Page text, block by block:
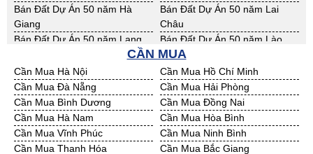
Bán Đất Công Nghiệp Hưng
Yên
Bán Đất Công Nghiệp Quảng
Ninh
Bán Đất Dự Án 50 năm Hà
Giang
Bán Đất Dự Án 50 năm Lai
Châu
Bán Đất Dự Án 50 năm Lạng
Bán Đất Dự Án 50 năm Lào
Cai
Bán Đất Dự Án 50 năm Nam
Định
Bán Đất Dự Án 50 năm Phú
Thọ
Bán Đất Dự Án 50 năm Sơn La
Bán Đất Dự Án 50 năm Thái
Bình
Bán Đất Dự Án 50 năm Thái
Nguyên
Bán Đất Dự Án 50 năm Tuyên
Quang
CẦN MUA
Cần Mua Hà Nội
Cần Mua Hồ Chí Minh
Cần Mua Đà Nẵng
Cần Mua Hải Phòng
Cần Mua Bình Dương
Cần Mua Đồng Nai
Cần Mua Hà Nam
Cần Mua Hòa Bình
Cần Mua Vĩnh Phúc
Cần Mua Ninh Bình
Cần Mua Thanh Hóa
Cần Mua Bắc Giang